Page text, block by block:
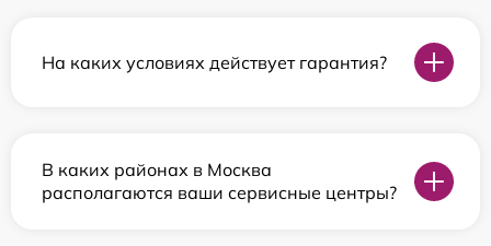
На каких условиях действует гарантия?
В каких районах в Москва
располагаются ваши сервисные центры?